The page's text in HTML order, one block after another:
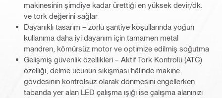
makinesinin şimdiye kadar ürettiği en yüksek devir/dk.
ve tork değerini sağlar
Dayanıklı tasarım – zorlu şantiye koşullarında yoğun
kullanıma daha iyi dayanım için tamamen metal
mandren, kömürsüz motor ve optimize edilmiş soğutma
Gelişmiş güvenlik özellikleri – Aktif Tork Kontrolü (ATC)
özelliği, delme ucunun sıkışması hâlinde makine
gövdesinin kontrolsüz olarak dönmesini engellerken
tabanda yer alan LED çalışma ışığı ise çalışma alanınızı